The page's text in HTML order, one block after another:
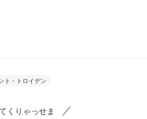
ト・トロイデン
くりゃっせま